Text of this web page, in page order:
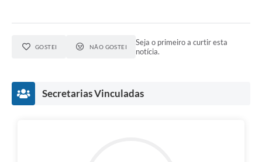
GOSTEI NÃO GOSTEI
Seja o primeiro a curtir esta
notícia.
Secretarias Vinculadas